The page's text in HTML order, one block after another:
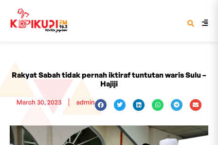
Rakyat Sabah tidak pernah iktiraf tuntutan waris Sulu –
Hajiji
March 30, 2023 admin